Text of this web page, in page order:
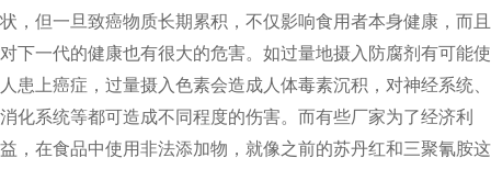
状，但一旦致癌物质长期累积，不仅影响食用者本身健康，而且
对下一代的健康也有很大的危害。如过量地摄入防腐剂有可能使
人患上癌症，过量摄入色素会造成人体毒素沉积，对神经系统、
消化系统等都可造成不同程度的伤害。而有些厂家为了经济利
益，在食品中使用非法添加物，就像之前的苏丹红和三聚氰胺这